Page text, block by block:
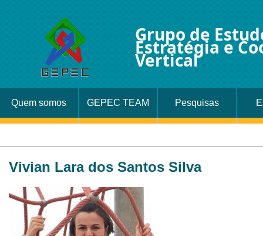
Grupo de
Estratégia e
Vertical
Quem somos GEPEC TEAM Pesquisas
Vivian Lara dos Santos Silva